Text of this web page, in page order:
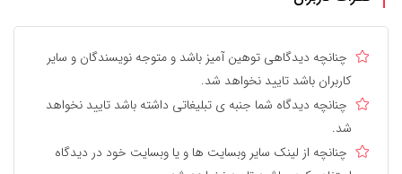
چنانچه دیدگاهی توهین آمیز باشد و متوجه نویسندگان و سایر
کاربران باشد تایید نخواهد شد.
چنانچه دیدگاه شما جنبه ی تبلیغاتی داشته باشد تایید نخواهد
شد.
چنانچه از لینک سایر وبسایت ها و یا وبسایت خود در دیدگاه